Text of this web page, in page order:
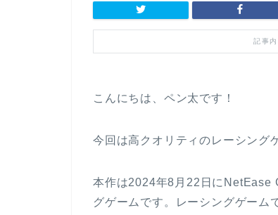
記事
こんにちは、ペン太です！
今回は高クオリティのレーシング
本作は2024年8月22日にNetEase
グゲームです。レーシングゲーム